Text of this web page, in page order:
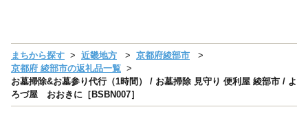
まちから探す 近畿地方
京都府綾部市
京都府 綾部市の返礼品一覧
お墓掃除&お墓参り代行（1時間） / お墓掃除 見守り 便利屋 綾部市 / よ
ろづ屋 おおきに［BSBN007］